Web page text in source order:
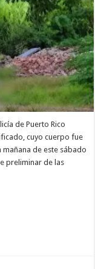
de Puerto Rico
cuyo cuerpo fue
de este sábado
preliminar de las